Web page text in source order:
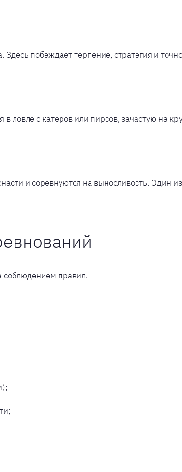
побеждает терпение, стратегия и
ловле с катеров или пирсов, зачастую на
и соревнуются на выносливость. Один
соблюдением правил.